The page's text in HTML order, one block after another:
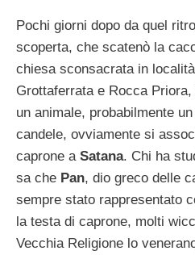
Pochi giorni dopo da quel
scoperta, che scatenò la
chiesa sconsacrata in
Grottaferrata e Rocca
un animale, probabilmente un
candele, ovviamente si
caprone a Satana. Chi ha
sa che Pan, dio greco delle
sempre stato rappresentato
la testa di caprone, molti
Vecchia Religione lo